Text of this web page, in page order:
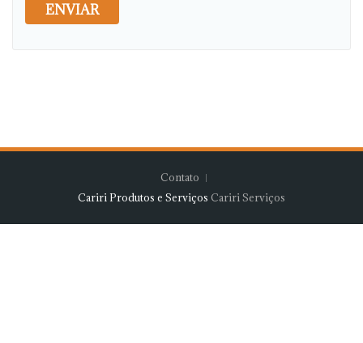
ENVIAR
Contato
Cariri Produtos e Serviços Cariri Serviços